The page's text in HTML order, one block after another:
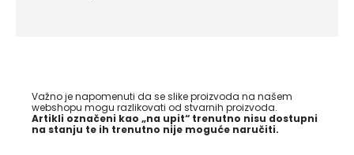
Važno je napomenuti da se slike proizvoda na našem
webshopu mogu razlikovati od stvarnih proizvoda.
Artikli označeni kao „na upit“ trenutno nisu dostupni
na stanju te ih trenutno nije moguće naručiti.